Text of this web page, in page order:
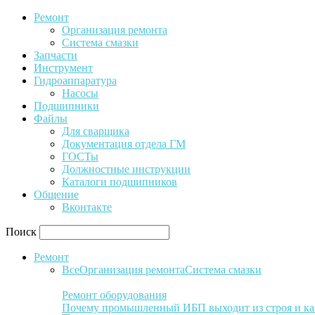
Ремонт
Организация ремонта
Система смазки
Запчасти
Инструмент
Гидроаппаратура
Насосы
Подшипники
Файлы
Для сварщика
Документация отдела ГМ
ГОСТы
Должностные инструкции
Каталоги подшипников
Общение
Вконтакте
Поиск
Ремонт
ВсеОрганизация ремонтаСистема смазки
Ремонт оборудования
Почему промышленный ИБП выходит из строя и